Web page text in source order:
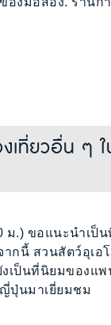
เที่ยวอื่น ๆ
ม.) ขอแนะนำเป็
กนี้ สวนสัตว์อุเอ
เป็นที่นิยมของแ
ปุ่นมาเยี่ยมชม